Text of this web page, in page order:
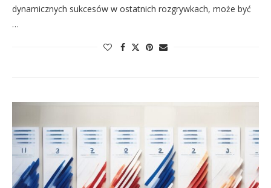
dynamicznych sukcesów w ostatnich rozgrywkach, może być
…